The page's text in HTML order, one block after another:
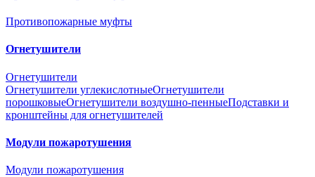
Противопожарные муфты
Огнетушители
Огнетушители
Огнетушители углекислотныеОгнетушители
порошковыеОгнетушители воздушно-пенныеПодставки и
кронштейны для огнетушителей
Модули пожаротушения
Модули пожаротушения